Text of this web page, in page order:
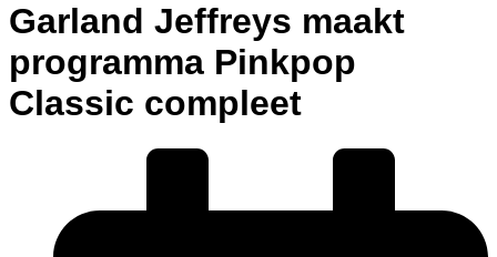
Garland Jeffreys maakt
programma Pinkpop
Classic compleet